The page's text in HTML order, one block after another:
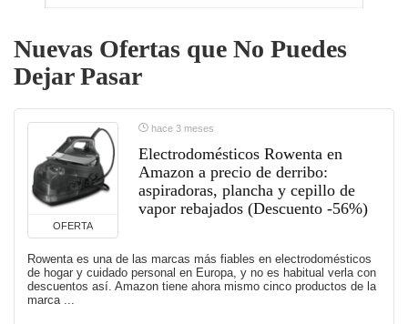
Nuevas Ofertas que No Puedes
Dejar Pasar
OFERTA
hace 3 meses
Electrodomésticos Rowenta en
Amazon a precio de derribo:
aspiradoras, plancha y cepillo de
vapor rebajados (Descuento -56%)
Rowenta es una de las marcas más fiables en electrodomésticos
de hogar y cuidado personal en Europa, y no es habitual verla con
descuentos así. Amazon tiene ahora mismo cinco productos de la
marca ...